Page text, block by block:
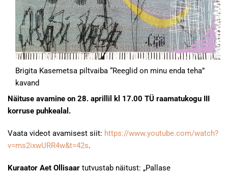
Brigita Kasemetsa piltvaiba “Reeglid on minu enda teha”
kavand
Näituse avamine on 28. aprillil kl 17.00 TÜ raamatukogu III
korruse puhkealal.
Vaata videot avamisest siit: https://www.youtube.com/watch?
v=ms2ixwURR4w&t=42s.
Kuraator Aet Ollisaar tutvustab näitust: „Pallase